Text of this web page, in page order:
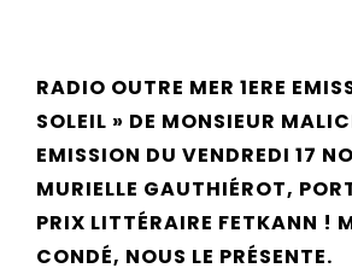
RADIO OUTRE MER 1ERE
SOLEIL » DE MONSIEUR
EMISSION DU VENDREDI 17
MURIELLE GAUTHIÉROT,
PRIX LITTÉRAIRE FETKANN !
CONDÉ, NOUS LE PRÉSENTE.